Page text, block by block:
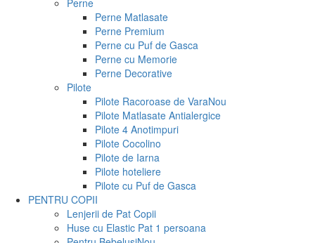
Perne
Perne Matlasate
Perne Premium
Perne cu Puf de Gasca
Perne cu Memorie
Perne Decorative
Pilote
Pilote Racoroase de VaraNou
Pilote Matlasate Antialergice
Pilote 4 Anotimpuri
Pilote Cocolino
Pilote de Iarna
Pilote hoteliere
Pilote cu Puf de Gasca
PENTRU COPII
Lenjerii de Pat Copii
Huse cu Elastic Pat 1 persoana